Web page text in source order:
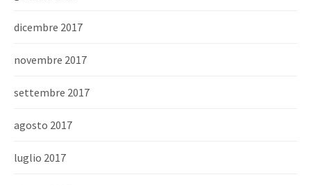
dicembre 2017
novembre 2017
settembre 2017
agosto 2017
luglio 2017